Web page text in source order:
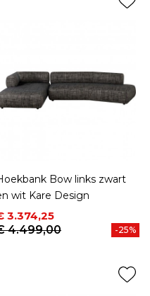
Bow links zwart
wit Kare Design
3.374,25prijs
4.499,00
-25%